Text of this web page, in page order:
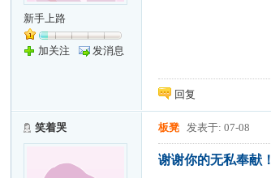
新手上路
加关注 发消息
回复
笑着哭 板凳 发表于: 07-08
谢谢你的无私奉献！